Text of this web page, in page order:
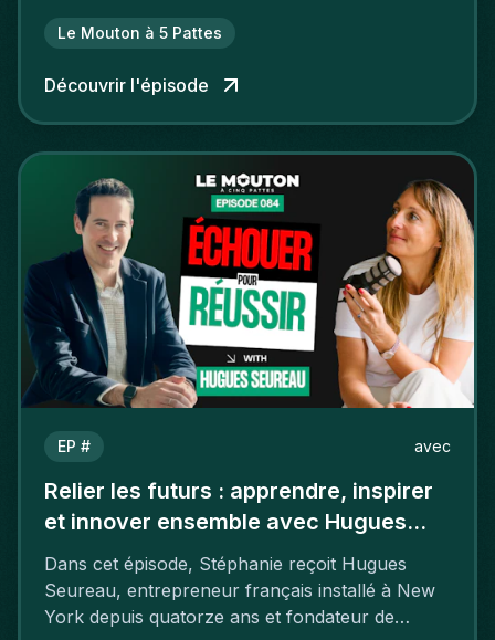
Le Mouton à 5 Pattes
Découvrir l'épisode
EP # avec
Relier les futurs : apprendre, inspirer
et innover ensemble avec Hugues
Seureau
Dans cet épisode, Stéphanie reçoit Hugues
Seureau, entrepreneur français installé à New
York depuis quatorze ans et fondateur de